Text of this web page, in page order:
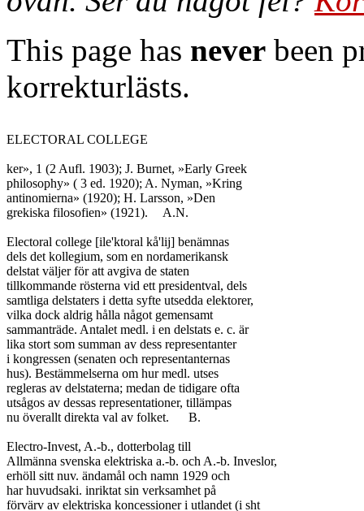
This page has never been
korrekturlästs.
ELECTORAL COLLEGE
ker», 1 (2 Aufl. 1903); J. Burnet, »Early Greek
philosophy» ( 3 ed. 1920); A. Nyman, »Kring
antinomierna» (1920); H. Larsson, »Den
grekiska filosofien» (1921).	A.N.
Electoral college [ile'ktoral kå'lij] benämnas
dels det kollegium, som en nordamerikansk
delstat väljer för att avgiva de staten
tillkommande rösterna vid ett presidentval, dels
samtliga delstaters i detta syfte utsedda elektorer,
vilka dock aldrig hålla något gemensamt
sammanträde. Antalet medl. i en delstats e. c. är
lika stort som summan av dess representanter
i kongressen (senaten och representanternas
hus). Bestämmelserna om hur medl. utses
regleras av delstaterna; medan de tidigare ofta
utsågos av dessas representationer, tillämpas
nu överallt direkta val av folket.	B.
Electro-Invest, A.-b., dotterbolag till
Allmänna svenska elektriska a.-b. och A.-b. Inveslor,
erhöll sitt nuv. ändamål och namn 1929 och
har huvudsaki. inriktat sin verksamhet på
förvärv av elektriska koncessioner i utlandet (i sht